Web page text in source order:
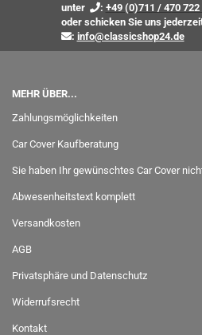
unter
: +49 (0)711 / 470 722
oderschicken Sie uns
: info@classicshop24.de
MEHR ÜBER...
Zahlungsmöglichkeiten
Car Cover Kaufberatung
Sie haben Ihr gewünschtes Car Cover
Abwesenheitstext komplett
Versandkosten
AGB
Privatsphäre und Datenschutz
Widerrufsrecht
Kontakt